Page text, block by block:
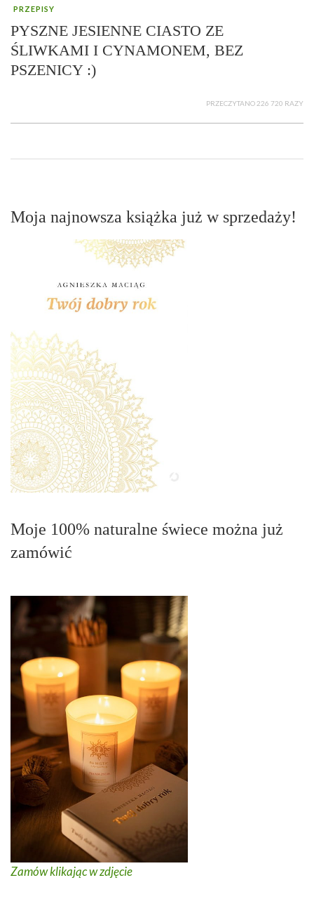
PRZEPISY
PYSZNE JESIENNE CIASTO ZE
ŚLIWKAMI I CYNAMONEM, BEZ
PSZENICY :)
PRZECZYTANO 226 720 RAZY
Moja najnowsza książka już w sprzedaży!
Moje 100% naturalne świece można już
zamówić
Zamów klikając w zdjęcie